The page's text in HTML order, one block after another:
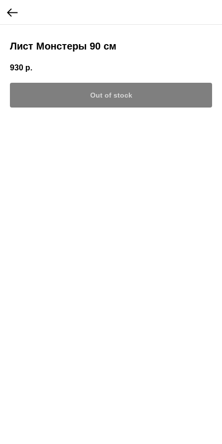
Лист Монстеры 90 см
930 р.
Out of stock